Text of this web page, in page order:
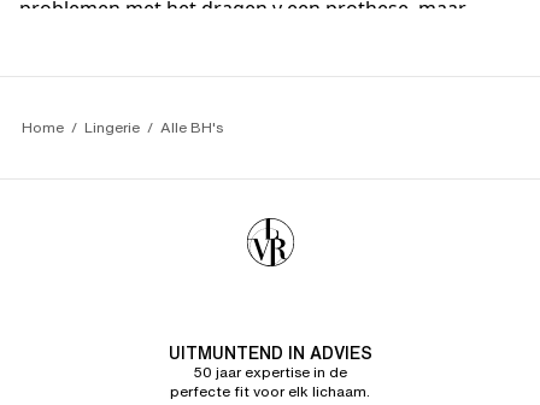
problemen met het dragen v een prothese, maar
Bevalt erg goed al verwacht van dit merk.
Heel goed voor een extern prothetisch apparaat. Zijn
12/06/26
Heel goed voor een extern prothetisch apparaat. Zijn
Home Lingerie Alle BH's
UITMUNTEND IN ADVIES
50 jaar expertise in de
perfecte fit voor elk lichaam.